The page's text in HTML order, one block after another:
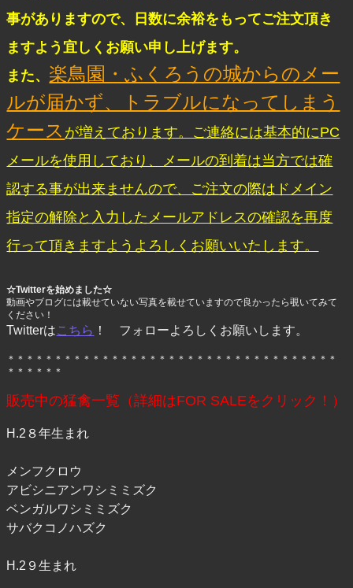
事がありますので、日数に余裕をもってご注文頂き
ますよう宜しくお願い申し上げます。
また、 楽鳥園・ふくろうの城からのメー
ルが届かず、トラブルになってしまう
ケース が増えております。ご連絡には基本的にPC
メールを使用しており、メールの到着は当方では確
認する事が出来ませんので、ご注文の際はドメイン
指定の解除と入力したメールアドレスの確認を再度
行って頂きますようよろしくお願いいたします。
☆Twitterを始めました☆
動画やブログには載せていない写真を載せていますので良かったら覗いてみて
ください！
Twitterはこちら ！ フォローよろしくお願いします。
＊＊＊＊＊＊＊＊＊＊＊＊＊＊＊＊＊＊＊＊＊＊＊＊＊＊＊＊＊＊＊＊＊＊＊
＊＊＊＊＊＊
販売中の猛禽一覧（詳細はFOR SALEをクリック！）
H.2８年生まれ
メンフクロウ
アビシニアンワシミミズク
ベンガルワシミミズク
サバクコノハズク
H.2９生まれ